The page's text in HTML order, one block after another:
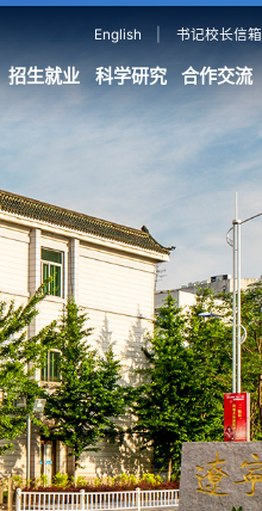
English 书记校长信箱
招生就业 科学研究 合作交流